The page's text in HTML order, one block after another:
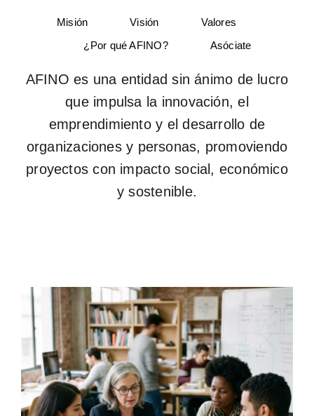
Misión Visión
Valores
¿Por qué AFINO?
Asóciate
AFINO es una entidad sin ánimo de lucro
que impulsa la innovación, el
emprendimiento y el desarrollo de
organizaciones y personas, promoviendo
proyectos con impacto social, económico
y sostenible.